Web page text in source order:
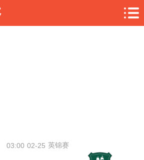
02-25
03:00 英锦赛